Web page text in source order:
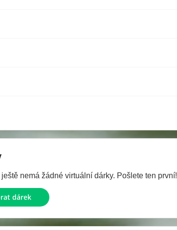
ještě nemá žádné virtuální dárky. Pošlete ten první!
dárek